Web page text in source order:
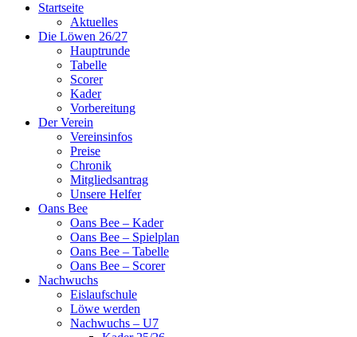
Startseite
Aktuelles
Die Löwen 26/27
Hauptrunde
Tabelle
Scorer
Kader
Vorbereitung
Der Verein
Vereinsinfos
Preise
Chronik
Mitgliedsantrag
Unsere Helfer
Oans Bee
Oans Bee – Kader
Oans Bee – Spielplan
Oans Bee – Tabelle
Oans Bee – Scorer
Nachwuchs
Eislaufschule
Löwe werden
Nachwuchs – U7